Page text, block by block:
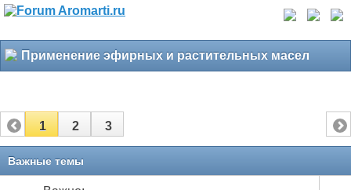
Применение эфирных и растительных масел
1 2 3
Важные темы